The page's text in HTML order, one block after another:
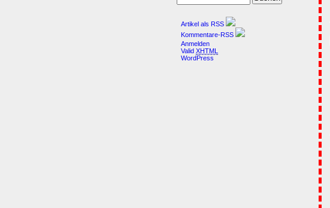
Artikel als RSS
Kommentare-RSS
Anmelden
Valid XHTML
WordPress